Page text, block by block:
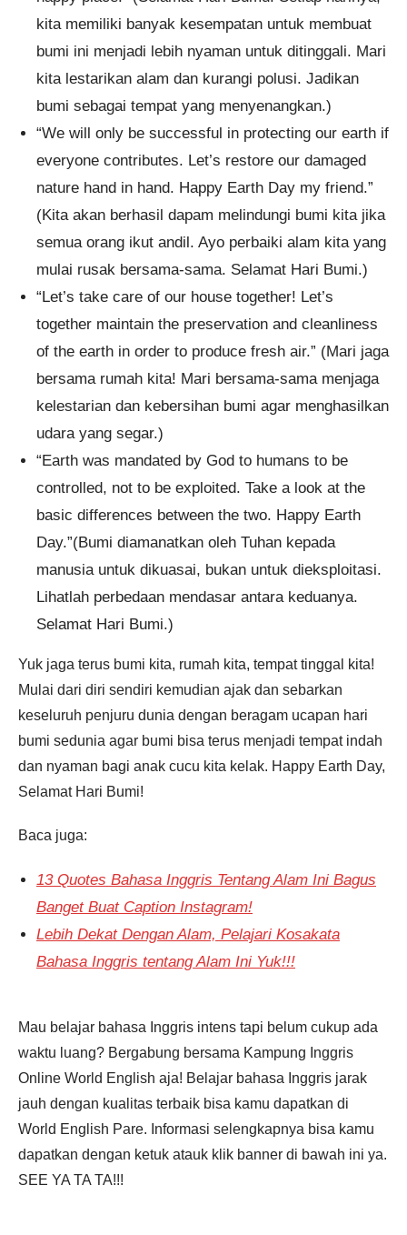
kita memiliki banyak kesempatan untuk membuat
bumi ini menjadi lebih nyaman untuk ditinggali. Mari
kita lestarikan alam dan kurangi polusi. Jadikan
bumi sebagai tempat yang menyenangkan.)
“We will only be successful in protecting our earth if
everyone contributes. Let’s restore our damaged
nature hand in hand. Happy Earth Day my friend.”
(Kita akan berhasil dapam melindungi bumi kita jika
semua orang ikut andil. Ayo perbaiki alam kita yang
mulai rusak bersama-sama. Selamat Hari Bumi.)
“Let’s take care of our house together! Let’s
together maintain the preservation and cleanliness
of the earth in order to produce fresh air.” (Mari jaga
bersama rumah kita! Mari bersama-sama menjaga
kelestarian dan kebersihan bumi agar menghasilkan
udara yang segar.)
“Earth was mandated by God to humans to be
controlled, not to be exploited. Take a look at the
basic differences between the two. Happy Earth
Day.”(Bumi diamanatkan oleh Tuhan kepada
manusia untuk dikuasai, bukan untuk dieksploitasi.
Lihatlah perbedaan mendasar antara keduanya.
Selamat Hari Bumi.)
Yuk jaga terus bumi kita, rumah kita, tempat tinggal kita!
Mulai dari diri sendiri kemudian ajak dan sebarkan
keseluruh penjuru dunia dengan beragam ucapan hari
bumi sedunia agar bumi bisa terus menjadi tempat indah
dan nyaman bagi anak cucu kita kelak. Happy Earth Day,
Selamat Hari Bumi!
Baca juga:
13 Quotes Bahasa Inggris Tentang Alam Ini Bagus
Banget Buat Caption Instagram!
Lebih Dekat Dengan Alam, Pelajari Kosakata
Bahasa Inggris tentang Alam Ini Yuk!!!
Mau belajar bahasa Inggris intens tapi belum cukup ada
waktu luang? Bergabung bersama Kampung Inggris
Online World English aja! Belajar bahasa Inggris jarak
jauh dengan kualitas terbaik bisa kamu dapatkan di
World English Pare. Informasi selengkapnya bisa kamu
dapatkan dengan ketuk atauk klik banner di bawah ini ya.
SEE YA TA TA!!!